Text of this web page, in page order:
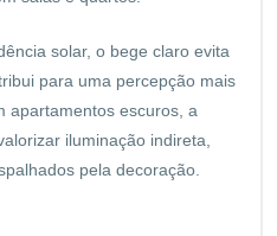
solar, o bege claro evita
para uma percepção mais
apartamentos escuros, a
iluminação indireta,
pela decoração.